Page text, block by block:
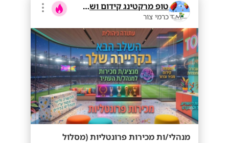
טופ מרקטינג קידום ושיווק בע"מ
כרמי צור
מנהלי/ות מכירות פרונטליות (מסלול